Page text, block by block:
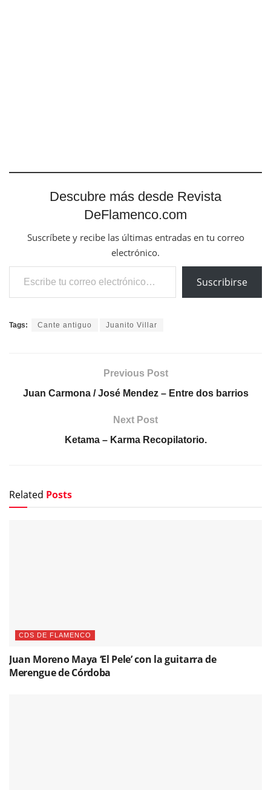
Descubre más desde Revista
DeFlamenco.com
Suscríbete y recibe las últimas entradas en tu correo
electrónico.
Escribe tu correo electrónico…
Suscribirse
Tags: Cante antiguo Juanito Villar
Previous Post
Juan Carmona / José Mendez – Entre dos barrios
Next Post
Ketama – Karma Recopilatorio.
Related Posts
CDS DE FLAMENCO
Juan Moreno Maya ‘El Pele’ con la guitarra de
Merengue de Córdoba